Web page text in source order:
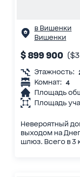
в Вишенки
Вишенки
$ 899 900
Этажность:
Комнат: 4
Площадь
Площадь
Невероятный
выходом на
шлюз. Всего в 3